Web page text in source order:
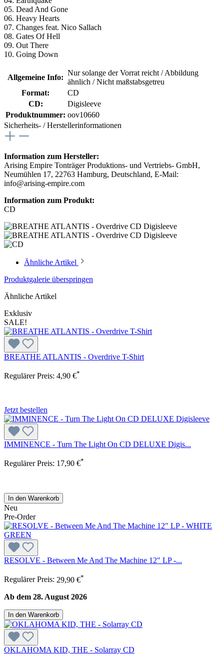
05. Dead And Gone
06. Heavy Hearts
07. Changes feat. Nico Sallach
08. Gates Of Hell
09. Out There
10. Going Down
Allgemeine Info:
Nur solange der Vorrat reicht / Abbildung
ähnlich / Nicht maßstabsgetreu
Format:
CD
CD:
Digisleeve
Produktnummer: oov10660
Sicherheits- / Herstellerinformationen
Information zum Hersteller:
Arising Empire Tonträger Produktions- und Vertriebs- GmbH,
Neumühlen 17, 22763 Hamburg, Deutschland, E-Mail:
info@arising-empire.com
Information zum Produkt:
CD
Ähnliche Artikel
Produktgalerie überspringen
Ähnliche Artikel
Exklusiv
SALE!
BREATHE ATLANTIS - Overdrive T-Shirt
Regulärer Preis: 4,90 €*
Jetzt bestellen
IMMINENCE - Turn The Light On CD DELUXE Digis...
Regulärer Preis: 17,90 €*
In den Warenkorb
Neu
Pre-Order
RESOLVE - Between Me And The Machine 12" LP -...
Regulärer Preis: 29,90 €*
Ab dem 28. August 2026
In den Warenkorb
OKLAHOMA KID, THE - Solarray CD